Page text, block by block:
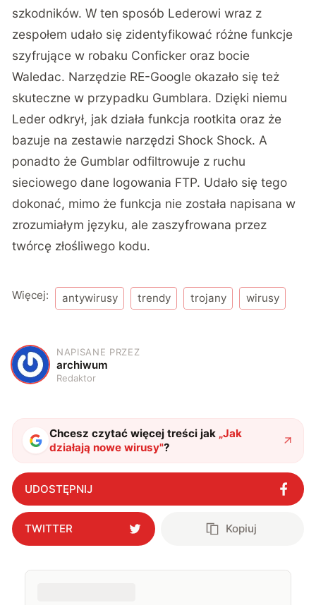
szkodników. W ten sposób Lederowi wraz z
zespołem udało się zidentyfikować różne funkcje
szyfrujące w robaku Conficker oraz bocie
Waledac. Narzędzie RE-Google okazało się też
skuteczne w przypadku Gumblara. Dzięki niemu
Leder odkrył, jak działa funkcja rootkita oraz że
bazuje na zestawie narzędzi Shock Shock. A
ponadto że Gumblar odfiltrowuje z ruchu
sieciowego dane logowania FTP. Udało się tego
dokonać, mimo że funkcja nie została napisana w
zrozumiałym języku, ale zaszyfrowana przez
twórcę złośliwego kodu.
Więcej: antywirusy trendy trojany wirusy
A
NAPISANE PRZEZ
archiwum
Redaktor
Chcesz czytać więcej treści jak „Jak
działają nowe wirusy"?
UDOSTĘPNIJ
TWITTER Kopiuj